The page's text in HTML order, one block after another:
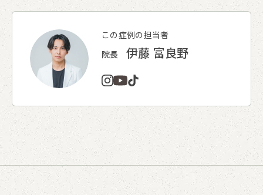
この症例の担当者
院長
伊藤 富良野